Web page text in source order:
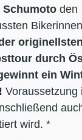
Schumoto den
durch
ein
Voraussetzung
wird. *